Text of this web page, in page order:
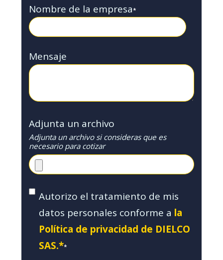
Nombre de la empresa*
Mensaje
Adjunta un archivo
Adjunta un archivo si consideras que es
necesario para cotizar
Autorizo el tratamiento de mis
datos personales conforme a la
Política de privacidad de DIELCO
SAS.**